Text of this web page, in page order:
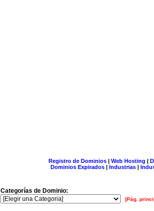
Registro de Dominios| Web Hosting |
Dominios Expirados | Industrias |
Categorías de Dominio:
[Pág.